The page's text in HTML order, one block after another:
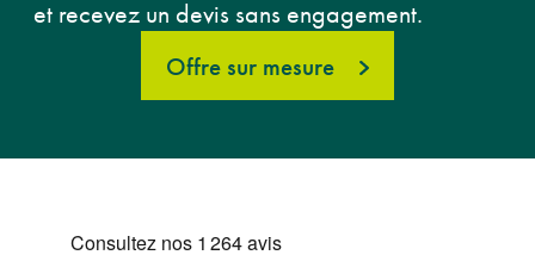
et recevez un devis sans engagement.
Offre sur mesure